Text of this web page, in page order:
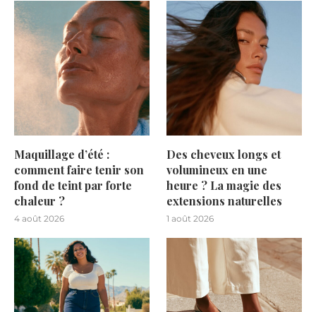
Maquillage d’été :
comment faire tenir son
fond de teint par forte
chaleur ?
4 août 2026
Des cheveux longs et
volumineux en une
heure ? La magie des
extensions naturelles
1 août 2026